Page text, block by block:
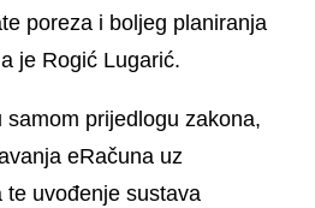
poreza i boljeg planiranja
je Rogić Lugarić.
prijedlogu zakona,
eRačuna uz
uvođenje sustava